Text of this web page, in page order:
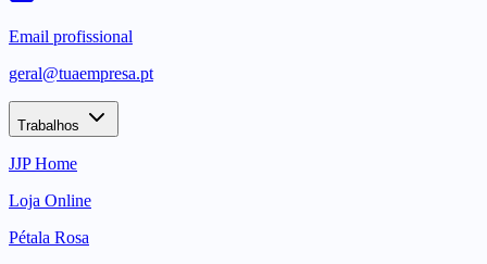
Email profissional
geral@tuaempresa.pt
Trabalhos
JJP Home
Loja Online
Pétala Rosa